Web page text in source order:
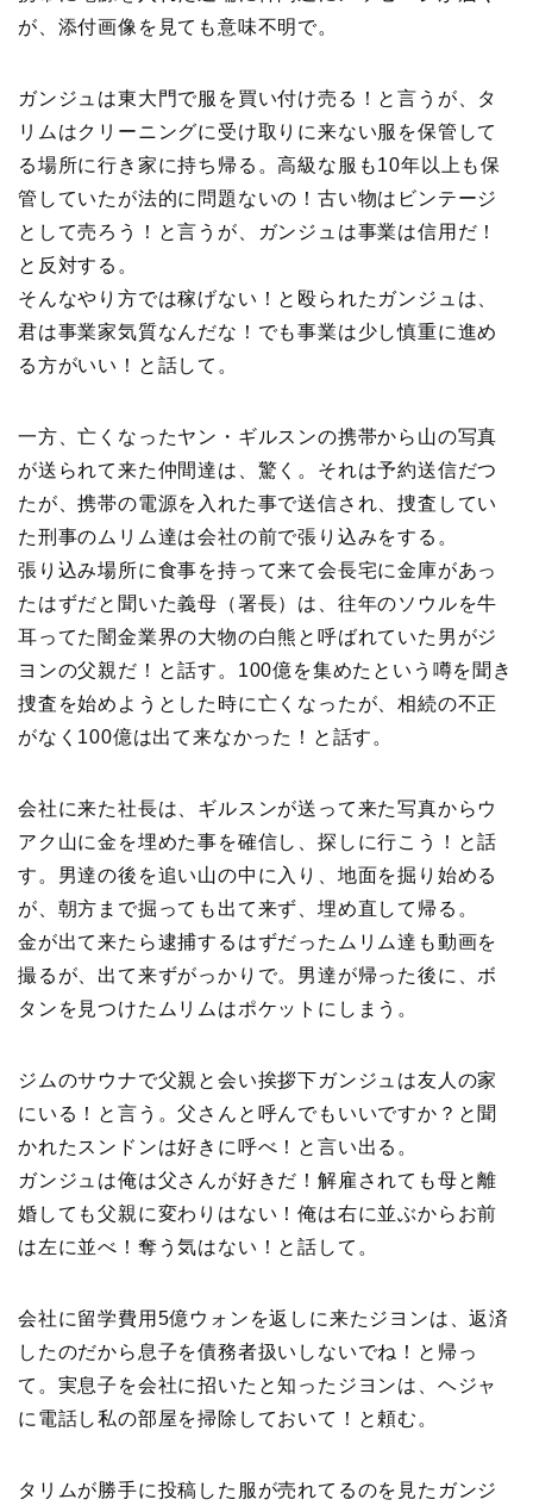
が、添付画像を見ても意味不明で。
ガンジュは東大門で服を買い付け売る！と言うが、タ
リムはクリーニングに受け取りに来ない服を保管して
る場所に行き家に持ち帰る。高級な服も10年以上も保
管していたが法的に問題ないの！古い物はビンテージ
として売ろう！と言うが、ガンジュは事業は信用だ！
と反対する。
そんなやり方では稼げない！と殴られたガンジュは、
君は事業家気質なんだな！でも事業は少し慎重に進め
る方がいい！と話して。
一方、亡くなったヤン・ギルスンの携帯から山の写真
が送られて来た仲間達は、驚く。それは予約送信だつ
たが、携帯の電源を入れた事で送信され、捜査してい
た刑事のムリム達は会社の前で張り込みをする。
張り込み場所に食事を持って来て会長宅に金庫があっ
たはずだと聞いた義母（署長）は、往年のソウルを牛
耳ってた闇金業界の大物の白熊と呼ばれていた男がジ
ヨンの父親だ！と話す。100億を集めたという噂を聞き
捜査を始めようとした時に亡くなったが、相続の不正
がなく100億は出て来なかった！と話す。
会社に来た社長は、ギルスンが送って来た写真からウ
アク山に金を埋めた事を確信し、探しに行こう！と話
す。男達の後を追い山の中に入り、地面を掘り始める
が、朝方まで掘っても出て来ず、埋め直して帰る。
金が出て来たら逮捕するはずだったムリム達も動画を
撮るが、出て来ずがっかりで。男達が帰った後に、ボ
タンを見つけたムリムはポケットにしまう。
ジムのサウナで父親と会い挨拶下ガンジュは友人の家
にいる！と言う。父さんと呼んでもいいですか？と聞
かれたスンドンは好きに呼べ！と言い出る。
ガンジュは俺は父さんが好きだ！解雇されても母と離
婚しても父親に変わりはない！俺は右に並ぶからお前
は左に並べ！奪う気はない！と話して。
会社に留学費用5億ウォンを返しに来たジヨンは、返済
したのだから息子を債務者扱いしないでね！と帰っ
て。実息子を会社に招いたと知ったジヨンは、ヘジャ
に電話し私の部屋を掃除しておいて！と頼む。
タリムが勝手に投稿した服が売れてるのを見たガンジ